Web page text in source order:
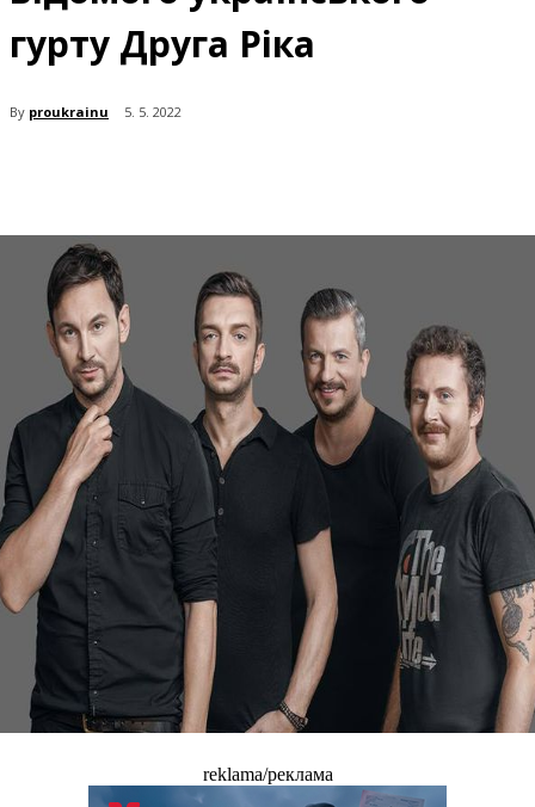
гурту Друга Ріка
By proukrainu 5. 5. 2022
reklama/реклама